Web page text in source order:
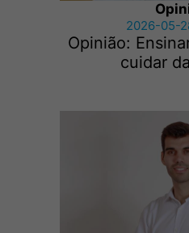
2026-05-
Opinião:
cuidar